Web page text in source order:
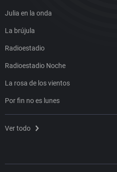
Julia en la onda
La brújula
Radioestadio
Radioestadio Noche
La rosa de los vientos
Por fin no es lunes
Ver todo